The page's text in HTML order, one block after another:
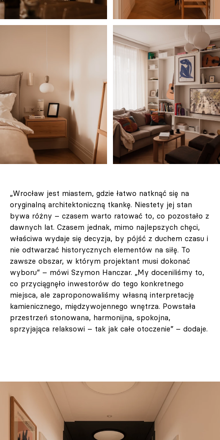
„Wrocław jest miastem, gdzie łatwo natknąć się na
oryginalną architektoniczną tkankę. Niestety jej stan
bywa różny – czasem warto ratować to, co pozostało z
dawnych lat. Czasem jednak, mimo najlepszych chęci,
właściwa wydaje się decyzja, by pójść z duchem czasu i
nie odtwarzać historycznych elementów na siłę. To
zawsze obszar, w którym projektant musi dokonać
wyboru” – mówi Szymon Hanczar. „My doceniliśmy to,
co przyciągnęło inwestorów do tego konkretnego
miejsca, ale zaproponowaliśmy własną interpretację
kamienicznego, międzywojennego wnętrza. Powstała
przestrzeń stonowana, harmonijna, spokojna,
sprzyjająca relaksowi – tak jak całe otoczenie” – dodaje.